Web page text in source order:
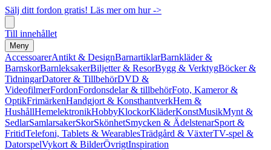
Sälj ditt fordon gratis! Läs mer om hur ->
Till innehållet
Meny
AccessoarerAntikt & DesignBarnartiklarBarnkläder &
BarnskorBarnleksakerBiljetter & ResorBygg & VerktygBöcker &
TidningarDatorer & TillbehörDVD &
VideofilmerFordonFordonsdelar & tillbehörFoto, Kameror &
OptikFrimärkenHandgjort & KonsthantverkHem &
HushållHemelektronikHobbyKlockorKläderKonstMusikMynt &
SedlarSamlarsakerSkorSkönhetSmycken & ÄdelstenarSport &
FritidTelefoni, Tablets & WearablesTrädgård & VäxterTV-spel &
DatorspelVykort & BilderÖvrigtInspiration